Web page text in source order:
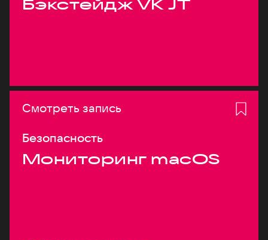
Бэкстейдж VK JT
Смотреть запись
Безопасность
Мониторинг macOS